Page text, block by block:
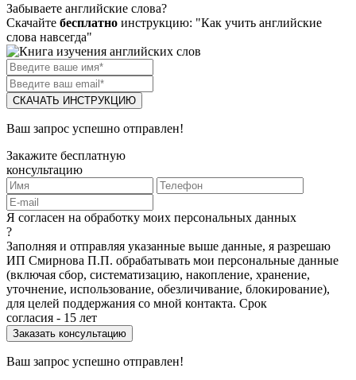
Забываете английские слова?
Скачайте бесплатно инструкцию: "Как учить английские
слова навсегда"
СКАЧАТЬ ИНСТРУКЦИЮ
Ваш запрос успешно отправлен!
Закажите бесплатную
консультацию
Я согласен на обработку моих персональных данных
?
Заполняя и отправляя указанные выше данные, я разрешаю
ИП Смирнова П.П. обрабатывать мои персональные данные
(включая сбор, систематизацию, накопление, хранение,
уточнение, использование, обезличивание, блокирование),
для целей поддержания со мной контакта. Срок
согласия - 15 лет
Ваш запрос успешно отправлен!